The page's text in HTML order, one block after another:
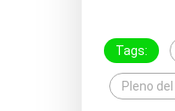
Tags:
Pleno